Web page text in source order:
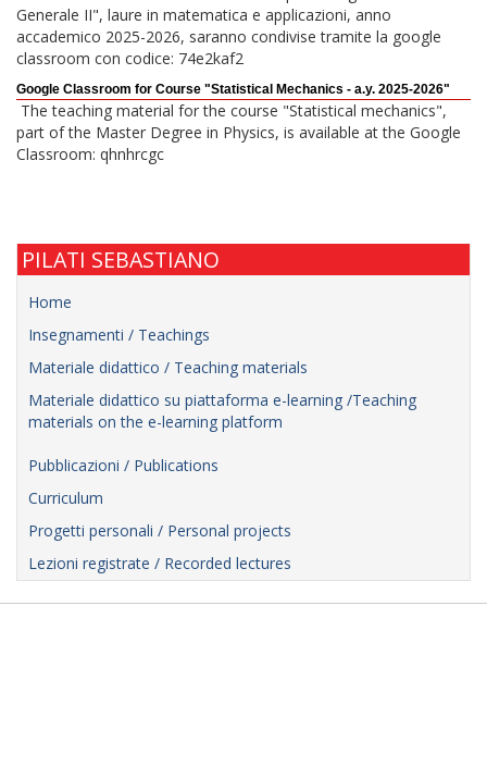
Generale II", laure in matematica e applicazioni, anno
accademico 2025-2026, saranno condivise tramite la google
classroom con codice: 74e2kaf2
Google Classroom for Course "Statistical Mechanics - a.y. 2025-2026"
The teaching material for the course "Statistical mechanics",
part of the Master Degree in Physics, is available at the Google
Classroom: qhnhrcgc
PILATI SEBASTIANO
Home
Insegnamenti / Teachings
Materiale didattico / Teaching materials
Materiale didattico su piattaforma e-learning /Teaching
materials on the e-learning platform
Pubblicazioni / Publications
Curriculum
Progetti personali / Personal projects
Lezioni registrate / Recorded lectures